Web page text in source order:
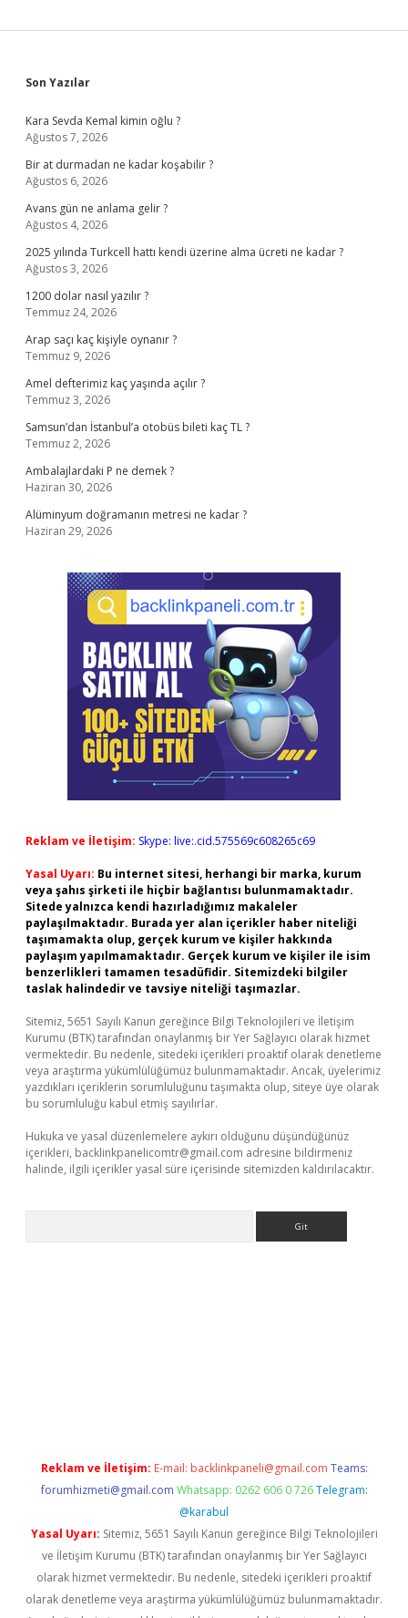
Sidebar
Son Yazılar
Kara Sevda Kemal kimin oğlu ?
Ağustos 7, 2026
Bir at durmadan ne kadar koşabilir ?
Ağustos 6, 2026
Avans gün ne anlama gelir ?
Ağustos 4, 2026
2025 yılında Turkcell hattı kendi üzerine alma ücreti ne kadar ?
Ağustos 3, 2026
1200 dolar nasıl yazılır ?
Temmuz 24, 2026
Arap saçı kaç kişiyle oynanır ?
Temmuz 9, 2026
Amel defterimiz kaç yaşında açılır ?
Temmuz 3, 2026
Samsun’dan İstanbul’a otobüs bileti kaç TL ?
Temmuz 2, 2026
Ambalajlardaki P ne demek ?
Haziran 30, 2026
Alüminyum doğramanın metresi ne kadar ?
Haziran 29, 2026
Reklam ve İletişim: Skype: live:.cid.575569c608265c69
Yasal Uyarı: Bu internet sitesi, herhangi bir marka, kurum
veya şahıs şirketi ile hiçbir bağlantısı bulunmamaktadır.
Sitede yalnızca kendi hazırladığımız makaleler
paylaşılmaktadır. Burada yer alan içerikler haber niteliği
taşımamakta olup, gerçek kurum ve kişiler hakkında
paylaşım yapılmamaktadır. Gerçek kurum ve kişiler ile isim
benzerlikleri tamamen tesadüfidir. Sitemizdeki bilgiler
taslak halindedir ve tavsiye niteliği taşımazlar.
Sitemiz, 5651 Sayılı Kanun gereğince Bilgi Teknolojileri ve İletişim
Kurumu (BTK) tarafından onaylanmış bir Yer Sağlayıcı olarak hizmet
vermektedir. Bu nedenle, sitedeki içerikleri proaktif olarak denetleme
veya araştırma yükümlülüğümüz bulunmamaktadır. Ancak, üyelerimiz
yazdıkları içeriklerin sorumluluğunu taşımakta olup, siteye üye olarak
bu sorumluluğu kabul etmiş sayılırlar.
Hukuka ve yasal düzenlemelere aykırı olduğunu düşündüğünüz
içerikleri, backlinkpanelicomtr@gmail.com adresine bildirmeniz
halinde, ilgili içerikler yasal süre içerisinde sitemizden kaldırılacaktır.
Reklam ve İletişim: E-mail: backlinkpaneli@gmail.com Teams:
forumhizmeti@gmail.com Whatsapp: 0262 606 0 726 Telegram:
@karabul
Yasal Uyarı: Sitemiz, 5651 Sayılı Kanun gereğince Bilgi Teknolojileri
ve İletişim Kurumu (BTK) tarafından onaylanmış bir Yer Sağlayıcı
olarak hizmet vermektedir. Bu nedenle, sitedeki içerikleri proaktif
olarak denetleme veya araştırma yükümlülüğümüz bulunmamaktadır.